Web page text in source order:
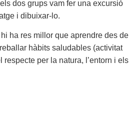
dos grups vam fer una excursió
i dibuixar-lo.
ha res millor que aprendre des de
hàbits saludables (activitat
per la natura, l’entorn i els